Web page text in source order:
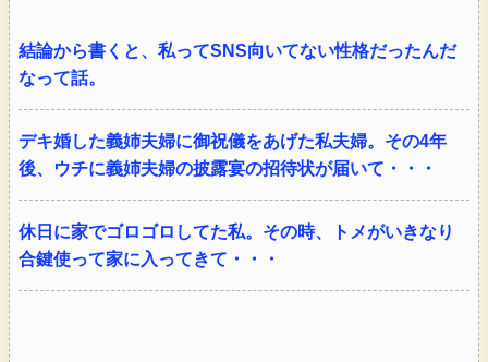
結論から書くと、私ってSNS向いてない性格だったんだ
なって話。
デキ婚した義姉夫婦に御祝儀をあげた私夫婦。その4年
後、ウチに義姉夫婦の披露宴の招待状が届いて・・・
休日に家でゴロゴロしてた私。その時、トメがいきなり
合鍵使って家に入ってきて・・・